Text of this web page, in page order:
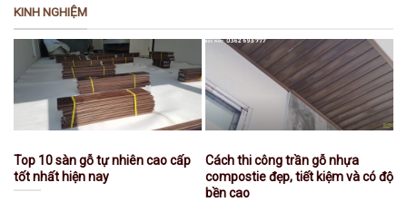
KINH NGHIỆM
Top 10 sàn gỗ tự nhiên cao cấp
tốt nhất hiện nay
Cách thi công trần gỗ nhựa
compostie đẹp, tiết kiệm và có độ
bền cao